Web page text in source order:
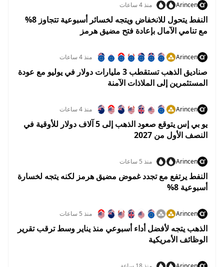
Arincen منذ 4 ساعات
النفط يتحول للانخفاض ويتجه لخسائر أسبوعية تتجاوز 8%
مع تنامي الآمال بإعادة فتح مضيق هرمز
Arincen منذ 4 ساعات
صناديق الذهب تستقطب 3 مليارات دولار في يوليو مع عودة
المستثمرين إلى الملاذات الآمنة
Arincen منذ 4 ساعات
يو بي إس يتوقع صعود الذهب إلى 5 آلاف دولار للأوقية في
النصف الأول من 2027
Arincen منذ 5 ساعات
النفط يرتفع مع تجدد غموض مضيق هرمز لكنه يتجه لخسارة
أسبوعية 8%
Arincen منذ 5 ساعات
الذهب يتجه لأفضل أداء أسبوعي منذ يناير وسط ترقب تقرير
الوظائف الأمريكية